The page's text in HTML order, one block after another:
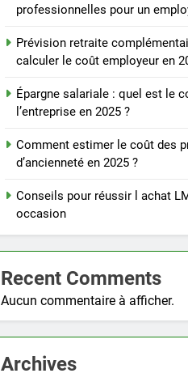
professionnelles pour un
Prévision retraite
calculer le coût employeur en
Épargne salariale : quel est le
l’entreprise en 2025 ?
Comment estimer le coût des
d’ancienneté en 2025 ?
Conseils pour réussir l achat
occasion
Recent Comments
Aucun commentaire à afficher.
Archives